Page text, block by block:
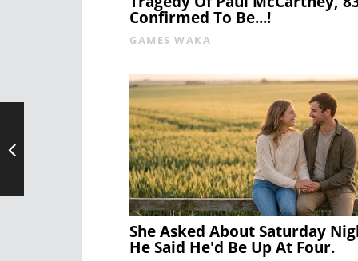
Confirmed To Be...!
GAMES WAKA
She Asked About Saturday
He Said He'd Be Up At Four.